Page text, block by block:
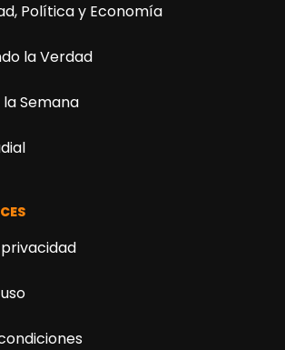
Política y Economía
la Verdad
Semana